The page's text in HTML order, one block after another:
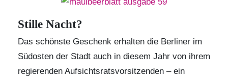
Stille Nacht?
Das schönste Geschenk erhalten die Berliner im
Südosten der Stadt auch in diesem Jahr von ihrem
regierenden Aufsichtsratsvorsitzenden – ein